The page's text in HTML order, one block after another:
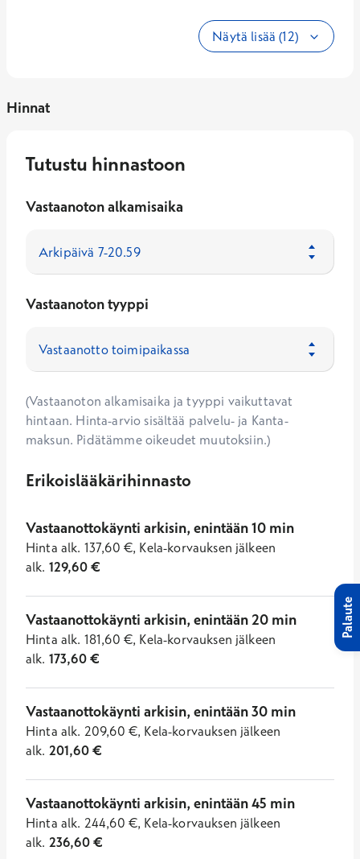
Näytä lisää (12)
Hinnat
Tutustu hinnastoon
Vastaanoton alkamisaika
Vastaanoton tyyppi
(Vastaanoton alkamisaika ja tyyppi vaikuttavat
hintaan. Hinta-arvio sisältää palvelu- ja Kanta-
maksun. Pidätämme oikeudet muutoksiin.)
Erikoislääkärihinnasto
Vastaanottokäynti arkisin, enintään 10 min
Hinta alk. 137,60 €, Kela-korvauksen jälkeen
alk. 129,60€
Vastaanottokäynti arkisin, enintään 20 min
Hinta alk. 181,60 €, Kela-korvauksen jälkeen
alk. 173,60€
Vastaanottokäynti arkisin, enintään 30 min
Hinta alk. 209,60 €, Kela-korvauksen jälkeen
alk. 201,60€
Vastaanottokäynti arkisin, enintään 45 min
Hinta alk. 244,60 €, Kela-korvauksen jälkeen
alk. 236,60€
Palaute